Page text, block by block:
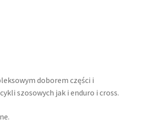
doborem części i
szosowych jak i enduro i cross.